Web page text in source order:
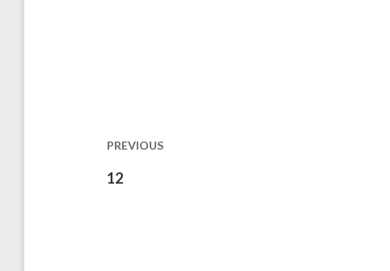
les
publications
PREVIOUS
Previous
12